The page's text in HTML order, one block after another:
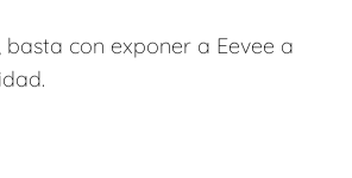
con exponer a Eevee a